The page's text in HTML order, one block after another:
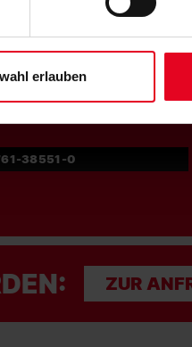
erlauben
38551-0
ZUR